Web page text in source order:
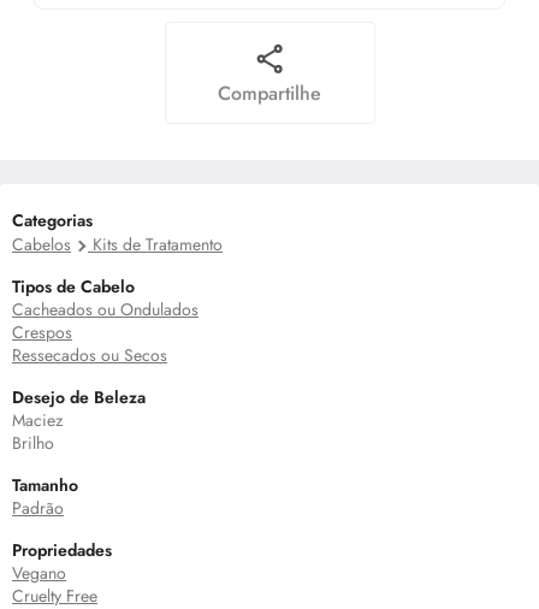
Compartilhe
Categorias
Cabelos
Kits de Tratamento
Tipos de Cabelo
Cacheados ou Ondulados
Crespos
Ressecados ou Secos
Desejo de Beleza
Maciez
Brilho
Tamanho
Padrão
Propriedades
Vegano
Cruelty Free